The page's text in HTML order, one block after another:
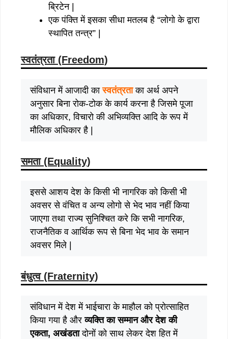
ब्रिटेन |
एक पंक्ति में इसका सीधा मतलब है “लोगो के द्वारा
स्थापित तन्त्र” |
स्वतंत्रता (Freedom)
संविधान में आजादी कास्वतंत्रताका अर्थ अपने
अनुसार बिना रोक-टोक के कार्य करना है जिसमे पूजा
का अधिकार, विचारो की अभिव्यक्ति आदि के रूप में
मौलिक अधिकार है |
समता (Equality)
इससे आशय देश के किसी भी नागरिक को किसी भी
अवसर से वंचित व अन्य लोगो से भेद भाव नहीं किया
जाएगा तथा राज्य सुनिश्चित करे कि सभी नागरिक,
राजनैतिक व आर्थिक रूप से बिना भेद भाव के समान
अवसर मिले |
बंधुत्व (Fraternity)
संविधान में देश में भाईचारा के माहौल को प्रोत्साहित
किया गया है औरव्यक्ति का सम्मान और देश की
एकता, अखंडतादोनों को साथ लेकर देश हित में